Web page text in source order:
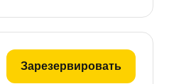
Зарезервировать